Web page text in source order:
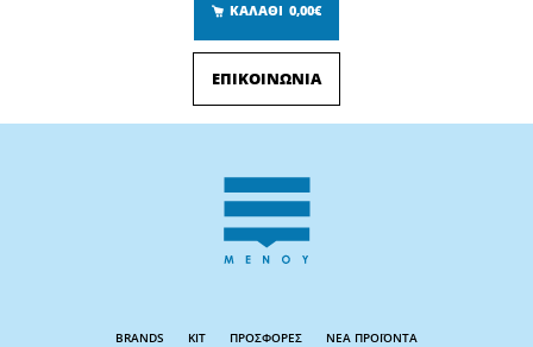
ΚΑΛΑΘΙ 0,00€
ΕΠΙΚΟΙΝΩΝΙΑ
Menu
BRANDS KIT ΠΡΟΣΦΟΡΕΣ ΝΕΑ ΠΡΟΪΟΝΤΑ